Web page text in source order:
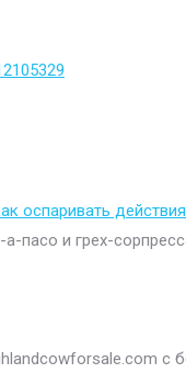
оспаривать
пасо и грех-
с